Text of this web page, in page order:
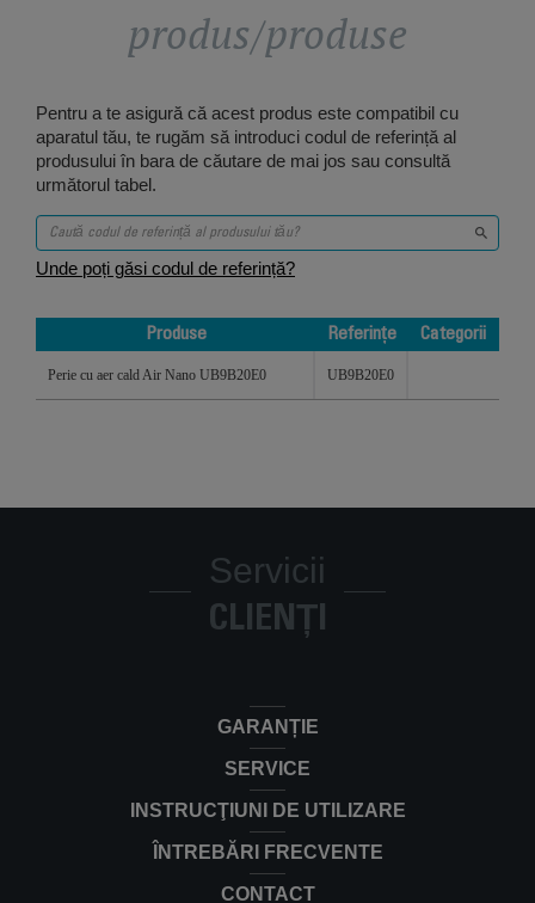
produs/produse
Pentru a te asigură că acest produs este compatibil cu
aparatul tău, te rugăm să introduci codul de referință al
produsului în bara de căutare de mai jos sau consultă
următorul tabel.
Unde poți găsi codul de referință?
Produse Referințe
Categorii
Perie cu aer cald Air Nano UB9B20E0 UB9B20E0
Servicii
CLIENȚI
GARANȚIE
SERVICE
INSTRUCŢIUNI DE UTILIZARE
ÎNTREBĂRI FRECVENTE
CONTACT